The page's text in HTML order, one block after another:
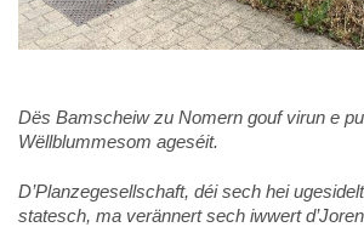
Dës Bamscheiw zu Nomern gouf virun e
Wëllblummesom ageséit.
D’Planzegesellschaft, déi sech hei
statesch, ma verännert sech iwwert